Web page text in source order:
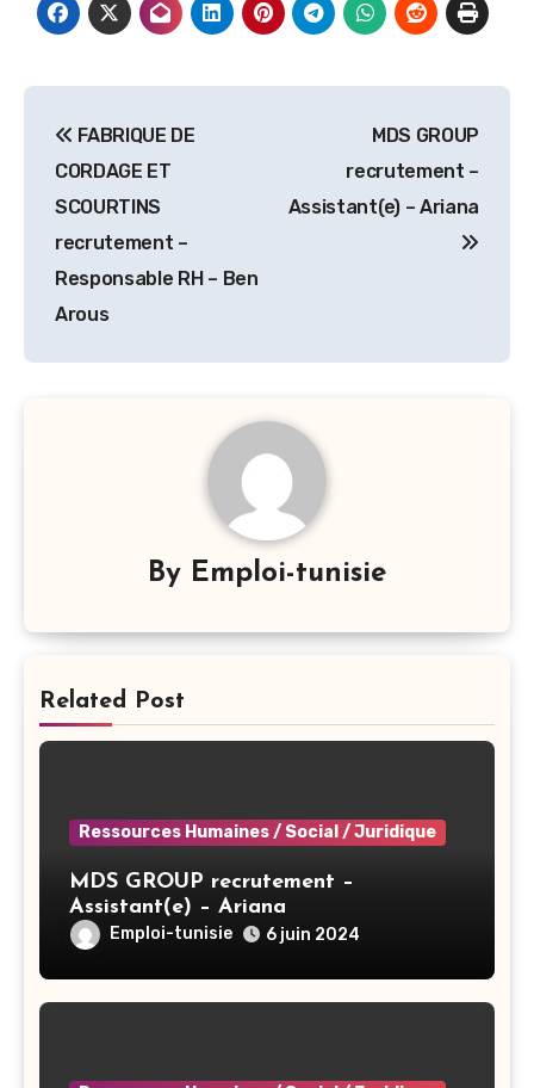
de
l’article
FABRIQUE DE
CORDAGE ET
SCOURTINS
recrutement –
Responsable RH – Ben
Arous
MDS GROUP
recrutement –
Assistant(e) – Ariana
By Emploi-tunisie
Related Post
Ressources Humaines / Social / Juridique
MDS GROUP recrutement –
Assistant(e) – Ariana
Emploi-tunisie 6 juin 2024